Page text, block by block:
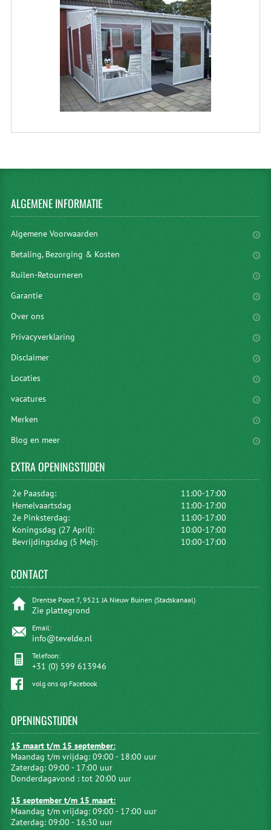
ALGEMENEINFORMATIE
Algemene Voorwaarden
Betaling, Bezorging & Kosten
Ruilen-Retourneren
Garantie
Over ons
Privacyverklaring
Disclaimer
Locaties
vacatures
Merken
Blog en meer
EXTRAOPENINGSTIJDEN
2e Paasdag:
11:00-17:00
Hemelvaartsdag
11:00-17:00
2e Pinksterdag:
11:00-17:00
Koningsdag (27 April):
10:00-17:00
Bevrijdingsdag (5 Mei):
10:00-17:00
CONTACT
Drentse Poort 7, 9521 JA Nieuw Buinen (Stadskanaal)
Zie plattegrond
Email:
info@tevelde.nl
Telefoon:
+31 (0) 599 613946
volg ons op Facebook
OPENINGSTIJDEN
15 maart t/m 15 september:
Maandag t/m vrijdag: 09:00 - 18:00 uur
Zaterdag: 09:00 - 17:00 uur
Donderdagavond : tot 20:00 uur
15 september t/m 15 maart:
Maandag t/m vrijdag: 09:00 - 17:00 uur
Zaterdag: 09:00 - 16:30 uur